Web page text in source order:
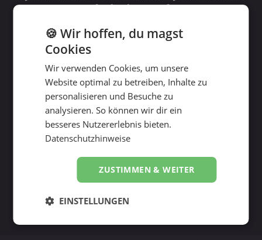
Verfügbarkeit prüfen!
bis
🍪 Wir hoffen, du magst
Cookies
Wir verwenden Cookies, um unsere
Website optimal zu betreiben, Inhalte zu
personalisieren und Besuche zu
analysieren. So können wir dir ein
besseres Nutzererlebnis bieten.
Datenschutzhinweise
ZUSTIMMEN & WEITER
EINSTELLUNGEN